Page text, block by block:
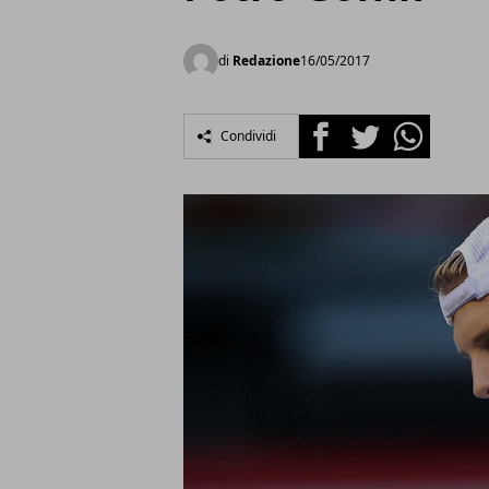
di Redazione16/05/2017
Condividi FacebookTwitterWhatsapp